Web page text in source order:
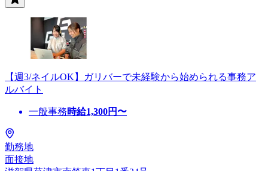
【週3/ネイルOK】ガリバーで未経験から始められる事務ア
ルバイト
一般事務時給1,300円〜
勤務地
面接地